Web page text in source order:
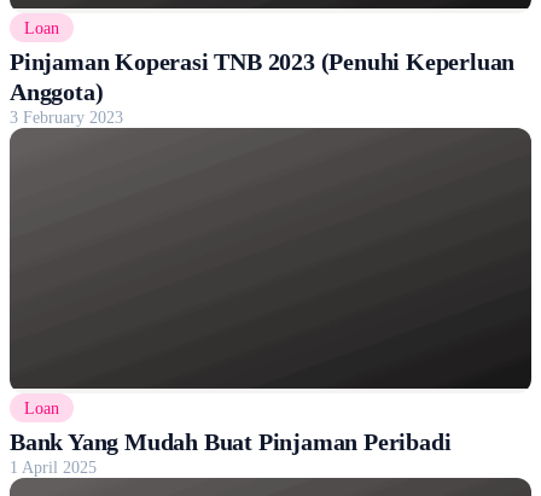
Loan
Pinjaman Koperasi TNB 2023 (Penuhi Keperluan
Anggota)
3 February 2023
Loan
Bank Yang Mudah Buat Pinjaman Peribadi
1 April 2025